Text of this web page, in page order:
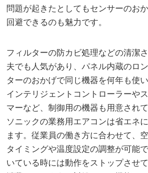
問題が起きたとしてもセンサーのお
回避できるのも魅力です。
フィルターの防カビ処理などの清潔
夫でも人気があり、パネル内蔵のロ
ターのおかげで同じ機器を何年も使
インテリジェントコントローラーや
マーなど、制御用の機器も用意され
ソニックの業務用エアコンは省エネ
ます。従業員の働き方に合わせて、
タイミングや温度設定の調整が可能
いている時には動作をストップさせ